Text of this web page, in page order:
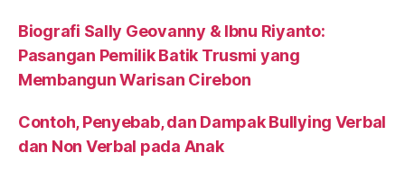
Biografi Sally Geovanny & Ibnu Riyanto:
Pasangan Pemilik Batik Trusmi yang
Membangun Warisan Cirebon
Contoh, Penyebab, dan Dampak Bullying Verbal
dan Non Verbal pada Anak